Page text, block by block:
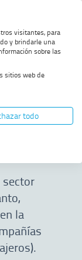
MIGAS
sector
la
visitantes, para
y brindarle una
sobre las
sitios web de
todo